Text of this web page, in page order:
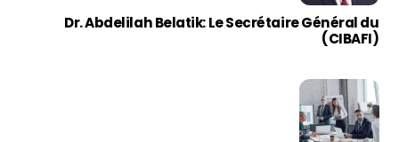
Dr. Abdelilah Belatik: Le Secrétaire Général du
(CIBAFI)